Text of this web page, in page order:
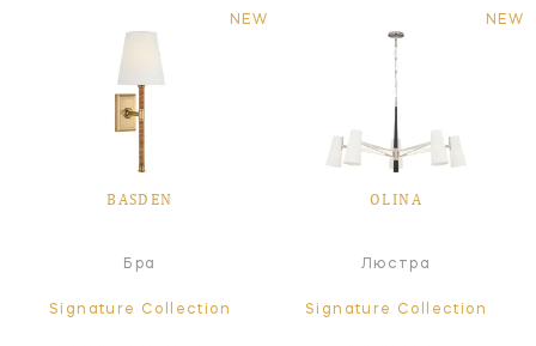
NEW
BASDEN
Бра
Signature Collection
NEW
OLINA
Люстра
Signature Collection